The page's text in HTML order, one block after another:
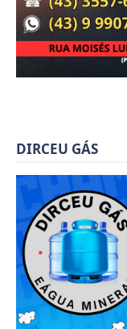
DIRCEU GÁS